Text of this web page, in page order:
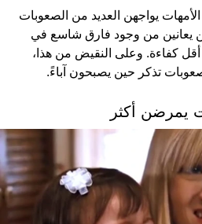
يواجهن العديد من الصعوبات
يعانين من وجود فارق شاسع في
أقل كفاءة. وعلى النقيض من هذا،
تذكر حين يصبحون آباءً.
يمرضن أكثر